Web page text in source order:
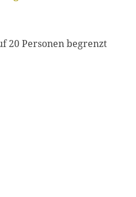
20 Personen begrenzt